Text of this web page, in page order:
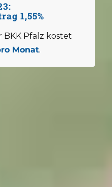
1,55%
BKK Pfalz kostet
Monat.